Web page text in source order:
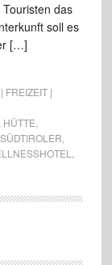
das
soll es
[…]
FREIZEIT |
HÜTTE
SÜDTIROLER